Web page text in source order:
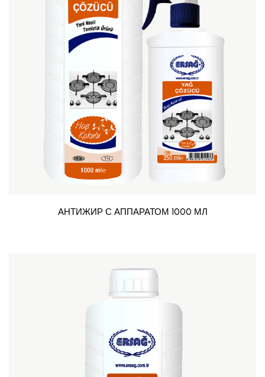
АНТИЖИР С АППАРАТОМ 1000 МЛ